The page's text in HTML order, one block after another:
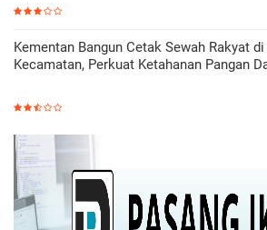
Kementan Bangun Cetak Sewah Rakyat
Kecamatan, Perkuat Ketahanan Pangan